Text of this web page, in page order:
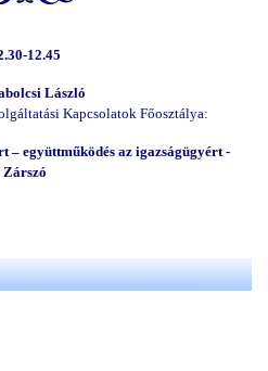
12.45
László
Kapcsolatok Főosztálya:
– együttműködés az igazságügyért -
Zárszó